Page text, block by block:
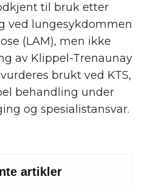
til bruk etter
ved lungesykdommen
(LAM), men ikke
av Klippel-Trenaunay
brukt ved KTS,
behandling under
og spesialistansvar.